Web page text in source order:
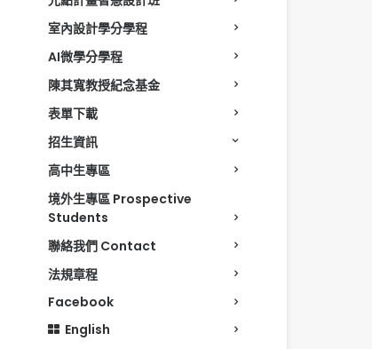
室內設計學分學程
AI微學分學程
陳其寬教授紀念基金
表單下載
招生資訊
高中生專區
境外生專區 Prospective
Students
聯絡我們 Contact
法規章程
Facebook
English